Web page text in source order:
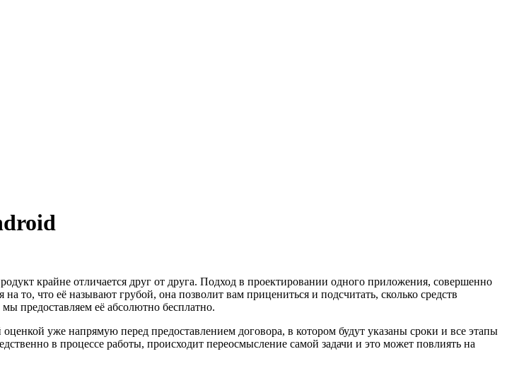
крайне отличается друг от друга. Подход в проектировании одного приложения, совершенно
то, что её называют грубой, она позволит вам прицениться и подсчитать, сколько средств
предоставляем её абсолютно бесплатно.
уже напрямую перед предоставлением договора, в котором будут указаны сроки и все этапы
в процессе работы, происходит переосмысление самой задачи и это может повлиять на